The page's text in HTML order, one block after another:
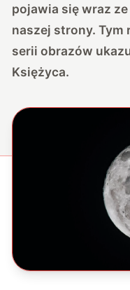
pojawia się wraz
naszej strony. Tym
serii obrazów
Księżyca.